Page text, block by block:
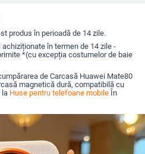
produs în perioadă de 14 zile.
în termen de 14 zile -
*(cu excepția costumelor de baie
de Carcasă Huawei Mate80
magnetică dură, compatibilă cu
la Huse pentru telefoane mobile În